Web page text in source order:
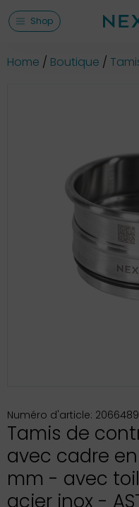
Shop
Home Boutique
Numéro d'article:
Tamis de
avec cadre en
mm - avec
acier inox -